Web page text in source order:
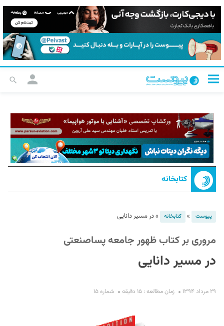
کتابخانه
پیوست » کتابخانه »در مسیر دانایی
مروری بر کتاب ظهور جامعه پساصنعتی
در مسیر دانایی
۲۹ مرداد ۱۳۹۴ زمان مطالعه : ۱۵ دقیقه شماره ۱۵